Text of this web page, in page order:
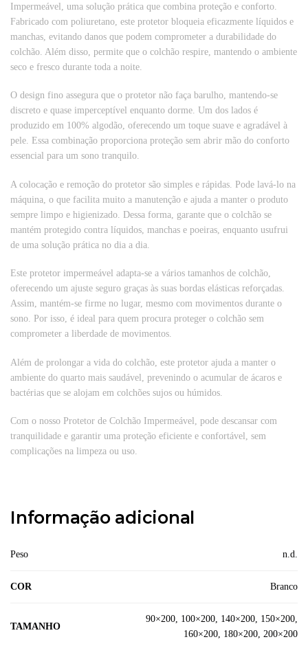
Impermeável, uma solução prática que combina proteção e conforto.
Fabricado com poliuretano, este protetor bloqueia eficazmente líquidos e
manchas, evitando danos que podem comprometer a durabilidade do
colchão. Além disso, permite que o colchão respire, mantendo o ambiente
seco e fresco durante toda a noite.
O design fino assegura que o protetor não faça barulho, mantendo-se
discreto e quase imperceptível enquanto dorme. Um dos lados é
produzido em 100% algodão, oferecendo um toque suave e agradável à
pele. Essa combinação proporciona proteção sem abrir mão do conforto
essencial para um sono tranquilo.
A colocação e remoção do protetor são simples e rápidas. Pode lavá-lo na
máquina, o que facilita muito a manutenção e ajuda a manter o produto
sempre limpo e higienizado. Dessa forma, garante que o colchão se
mantém protegido contra líquidos, manchas e poeiras, enquanto usufrui
de uma solução prática no dia a dia.
Este protetor impermeável adapta-se a vários tamanhos de colchão,
oferecendo um ajuste seguro graças às suas bordas elásticas reforçadas.
Assim, mantém-se firme no lugar, mesmo com movimentos durante o
sono. Por isso, é ideal para quem procura proteger o colchão sem
comprometer a liberdade de movimentos.
Além de prolongar a vida do colchão, este protetor ajuda a manter o
ambiente do quarto mais saudável, prevenindo o acumular de ácaros e
bactérias que se alojam em colchões sujos ou húmidos.
Com o nosso Protetor de Colchão Impermeável, pode descansar com
tranquilidade e garantir uma proteção eficiente e confortável, sem
complicações na limpeza ou uso.
Informação adicional
Peso n.d.
COR Branco
TAMANHO
90×200, 100×200, 140×200, 150×200,
160×200, 180×200, 200×200